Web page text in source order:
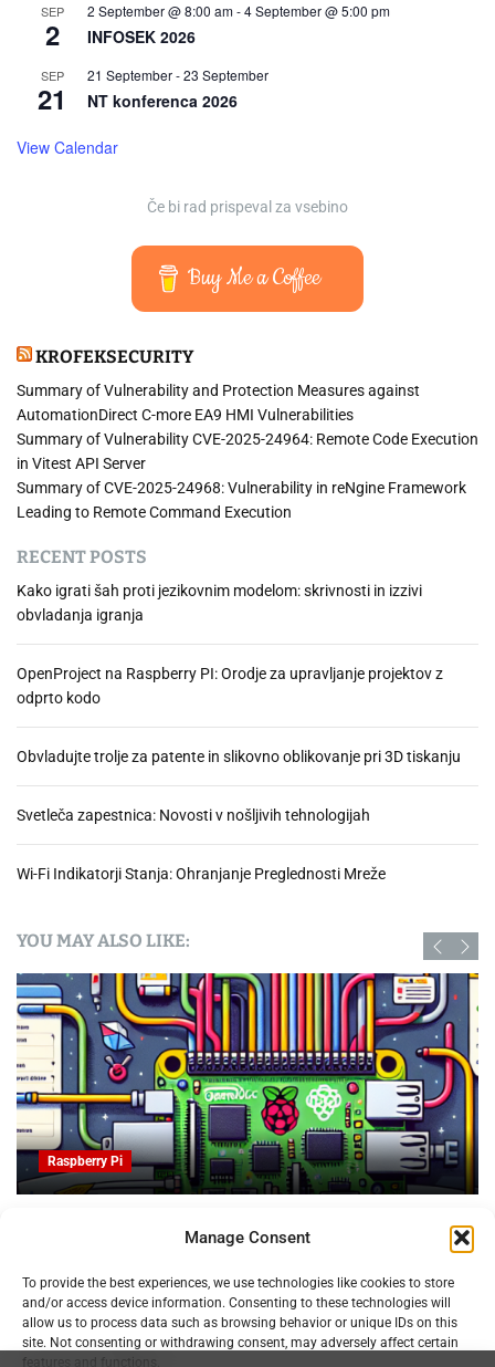
Manage Consent
To provide the best experiences, we use technologies like cookies to store
and/or access device information. Consenting to these technologies will
allow us to process data such as browsing behavior or unique IDs on this
site. Not consenting or withdrawing consent, may adversely affect certain
features and functions.
SEP
2
2 September @ 8:00 am-4 September @ 5:00 pm
INFOSEK 2026
SEP
21
21 September-23 September
NT konferenca 2026
View Calendar
Če bi rad prispeval za vsebino
Buy Me a Coffee
KROFEKSECURITY
Summary of Vulnerability and Protection Measures against
AutomationDirect C-more EA9 HMI Vulnerabilities
Summary of Vulnerability CVE-2025-24964: Remote Code Execution
in Vitest API Server
Summary of CVE-2025-24968: Vulnerability in reNgine Framework
Leading to Remote Command Execution
RECENT POSTS
Kako igrati šah proti jezikovnim modelom: skrivnosti in izzivi
obvladanja igranja
OpenProject na Raspberry PI: Orodje za upravljanje projektov z
odprto kodo
Obvladujte trolje za patente in slikovno oblikovanje pri 3D tiskanju
Svetleča zapestnica: Novosti v nošljivih tehnologijah
Wi-Fi Indikatorji Stanja: Ohranjanje Preglednosti Mreže
YOU MAY ALSO LIKE:
Raspberry Pi
OpenProject na Raspberry PI: Orodje za upravljanje
projektov z odprto kodo
09.02.2025